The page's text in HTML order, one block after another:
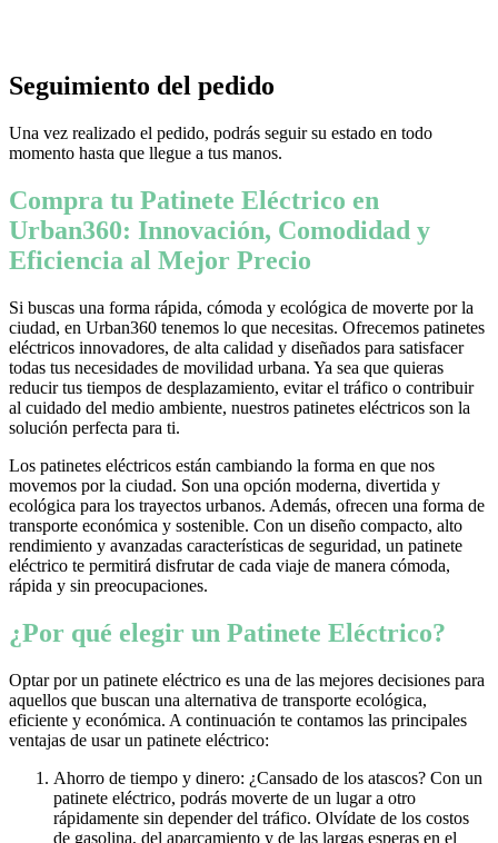
Seguimiento del pedido
Una vez realizado el pedido, podrás seguir su estado en todo
momento hasta que llegue a tus manos.
Compra tu Patinete Eléctrico en
Urban360: Innovación, Comodidad y
Eficiencia al Mejor Precio
Si buscas una forma rápida, cómoda y ecológica de moverte por la
ciudad, en Urban360 tenemos lo que necesitas. Ofrecemos patinetes
eléctricos innovadores, de alta calidad y diseñados para satisfacer
todas tus necesidades de movilidad urbana. Ya sea que quieras
reducir tus tiempos de desplazamiento, evitar el tráfico o contribuir
al cuidado del medio ambiente, nuestros patinetes eléctricos son la
solución perfecta para ti.
Los patinetes eléctricos están cambiando la forma en que nos
movemos por la ciudad. Son una opción moderna, divertida y
ecológica para los trayectos urbanos. Además, ofrecen una forma de
transporte económica y sostenible. Con un diseño compacto, alto
rendimiento y avanzadas características de seguridad, un patinete
eléctrico te permitirá disfrutar de cada viaje de manera cómoda,
rápida y sin preocupaciones.
¿Por qué elegir un Patinete Eléctrico?
Optar por un patinete eléctrico es una de las mejores decisiones para
aquellos que buscan una alternativa de transporte ecológica,
eficiente y económica. A continuación te contamos las principales
ventajas de usar un patinete eléctrico:
Ahorro de tiempo y dinero: ¿Cansado de los atascos? Con un
patinete eléctrico, podrás moverte de un lugar a otro
rápidamente sin depender del tráfico. Olvídate de los costos
de gasolina, del aparcamiento y de las largas esperas en el